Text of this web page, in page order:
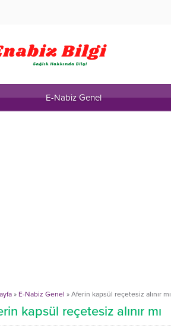
E-Nabiz Genel
» E-Nabiz Genel » Aferin kapsül reçetesiz alınır mı
kapsül reçetesiz alınır mı